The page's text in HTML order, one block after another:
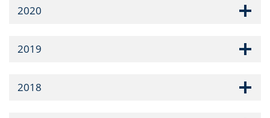
2020
2019
2018